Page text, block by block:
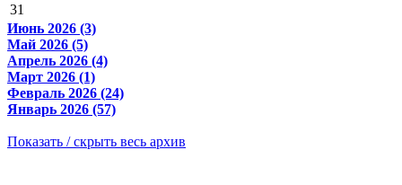
31
Июнь 2026 (3)
Май 2026 (5)
Апрель 2026 (4)
Март 2026 (1)
Февраль 2026 (24)
Январь 2026 (57)
Показать / скрыть весь архив